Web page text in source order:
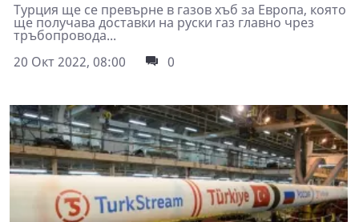
Турция ще се превърне в газов хъб за Европа, която
ще получава доставки на руски газ главно чрез
тръбопровода...
20 Окт 2022, 08:00
0